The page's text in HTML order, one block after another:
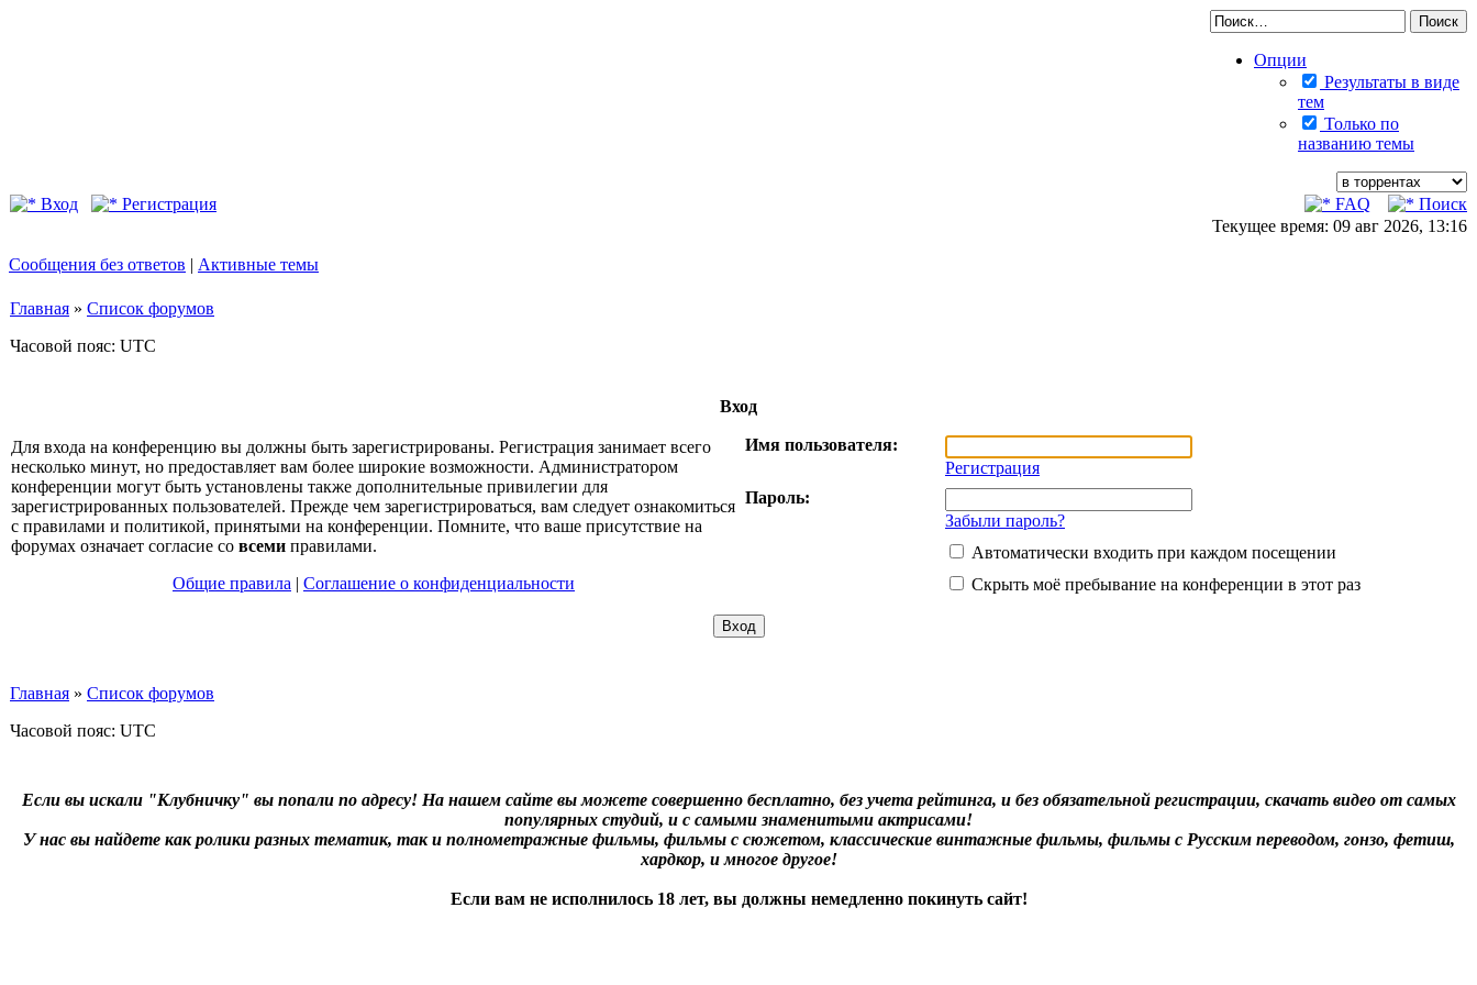
Опции
Результаты в виде
тем
Только по
названию темы
Вход Регистрация FAQ
Поиск
Текущее время: 09 авг 2026, 13:16
Сообщения без ответов | Активные темы
Главная » Список форумов
Часовой пояс: UTC
Вход
Для входа на конференцию вы должны быть зарегистрированы. Регистрация занимает всего
несколько минут, но предоставляет вам более широкие возможности. Администратором
конференции могут быть установлены также дополнительные привилегии для
зарегистрированных пользователей. Прежде чем зарегистрироваться, вам следует ознакомиться
с правилами и политикой, принятыми на конференции. Помните, что ваше присутствие на
форумах означает согласие со всеми правилами.
Общие правила | Соглашение о конфиденциальности
Имя пользователя:
Регистрация
Пароль:
Забыли пароль?
Автоматически входить при каждом посещении
Скрыть моё пребывание на конференции в этот раз
Главная » Список форумов
Часовой пояс: UTC
Если вы искали "Клубничку" вы попали по адресу! На нашем сайте вы можете совершенно бесплатно, без учета рейтинга, и без обязательной регистрации, скачать видео от самых
популярных студий, и с самыми знаменитыми актрисами!
У нас вы найдете как ролики разных тематик, так и полнометражные фильмы, фильмы с сюжетом, классические винтажные фильмы, фильмы с Русским переводом, гонзо, фетиш,
хардкор, и многое другое!
Если вам не исполнилось 18 лет, вы должны немедленно покинуть сайт!